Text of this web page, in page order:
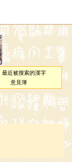
最近被搜索的漢字
意見簿